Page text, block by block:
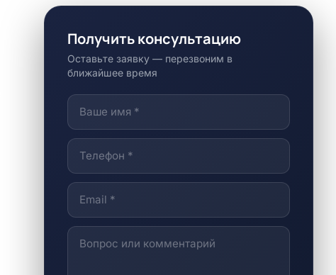
Получить консультацию
Оставьте заявку — перезвоним в
ближайшее время